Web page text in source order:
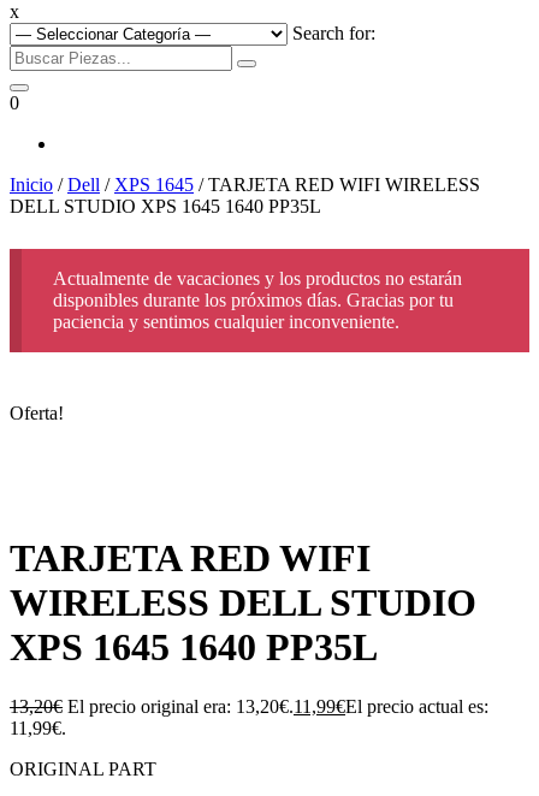
x
Search for:
0
Inicio /Dell / XPS 1645 / TARJETA RED WIFI WIRELESS
DELL STUDIO XPS 1645 1640 PP35L
Actualmente de vacaciones y los productos no estarán
disponibles durante los próximos días. Gracias por tu
paciencia y sentimos cualquier inconveniente.
Oferta!
TARJETA RED WIFI
WIRELESS DELL STUDIO
XPS 1645 1640 PP35L
13,20€ El precio original era: 13,20€.11,99€El precio actual es:
11,99€.
ORIGINAL PART